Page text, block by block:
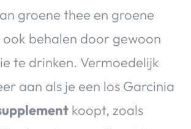
groene thee en groene
ook behalen door gewoon
te drinken. Vermoedelijk
aan als je een los Garcinia
koopt, zoals